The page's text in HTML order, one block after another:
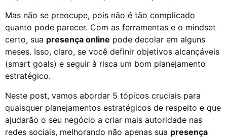
Mas não se preocupe, pois não é tão complicado
quanto pode parecer. Com as ferramentas e o mindset
certo, sua presença online pode decolar em alguns
meses. Isso, claro, se você definir objetivos alcançáveis
(smart goals) e seguir à risca um bom planejamento
estratégico.
Neste post, vamos abordar 5 tópicos cruciais para
quaisquer planejamentos estratégicos de respeito e que
ajudarão o seu negócio a criar mais autoridade nas
redes sociais, melhorando não apenas sua presença